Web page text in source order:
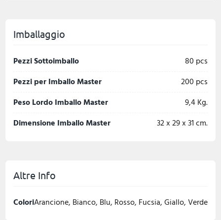
Imballaggio
Pezzi Sottoimballo
80 pcs
Pezzi per Imballo Master
200 pcs
Peso Lordo Imballo Master
9,4 Kg.
Dimensione Imballo Master
32 x 29 x 31 cm.
Altre Info
ColoriArancione, Bianco, Blu, Rosso, Fucsia, Giallo, Verde